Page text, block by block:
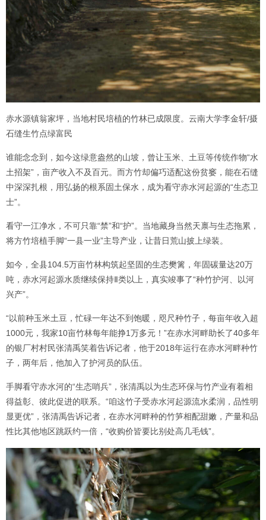
赤水源镇翁家坪，当地村民培植的竹林已成限度。云南大学李金轩/摄
石缝生竹点绿富民
谁能念念到，如今这绿意盎然的山坡，曾让玉米、土豆等传统作物“水
土招架”，亩产收入不及百元。而方竹却偏巧适配这份贫窭，能在石缝
中深深扎根，用弘扬的根系固土保水，成为看守赤水河起源的“生态卫
士”。
看守一江净水，不可只靠“禁”和“护”。当地藏身当然天禀与生态拖累，
将方竹培植手脚“一县一业”主导产业，让昔日荒山披上绿装。
如今，全县104.5万亩竹林构筑起坚固的生态樊篱，年固碳量达20万
吨，赤水河起源水质继续保持Ⅱ类以上，真实竣事了“种竹护河、以河
兴产”。
“以前种玉米土豆，忙碌一年达不到饱暖，咫尺种竹子，每亩年收入超
1000元，我家10亩竹林每年能挣1万多元！”在赤水河畔助长了40多年
的银厂村村民张清禹笑着告诉记者，他于2018年运行在赤水河畔种竹
子，两年后，他加入了护河员的队伍。
手脚看守赤水河的“生态哨兵”，张清禹以为生态环保与竹产业有着相
得益彰、彼此促进的联系。“咱这竹子受赤水河起源流水柔润，品性明
显更优”，张清禹告诉记者，在赤水河畔种的竹笋相配甜嫩，产量和品
性比其他地区跳跃约一倍，“收购价皆要比别处高几毛钱”。